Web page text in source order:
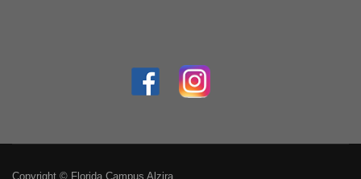
Copyright © Florida Campus Alzira